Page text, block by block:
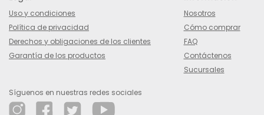
Uso y condiciones
Política de privacidad
Derechos y obligaciones de los clientes
Garantía de los productos
Nosotros
Cómo comprar
FAQ
Contáctenos
Sucursales
Síguenos en nuestras redes sociales